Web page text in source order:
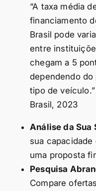
“A taxa média
financiamento
Brasil pode
entre
chegam a 5
dependendo
tipo de
Brasil, 2023
Análise da Sua
sua
uma proposta
Pesquisa
Compare